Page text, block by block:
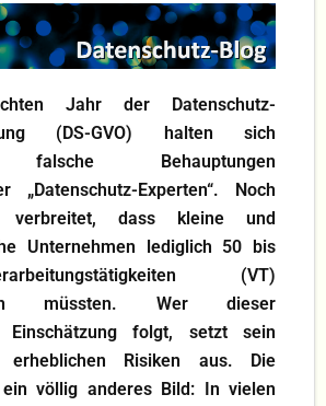
Jahr der Datenschutz-
(DS-GVO) halten sich
falsche Behauptungen
„Datenschutz-Experten“. Noch
dass kleine und
Unternehmen lediglich 50 bis
(VT)
müssten. Wer dieser
Einschätzung folgt, setzt sein
erheblichen Risiken aus. Die
völlig anderes Bild: In vielen